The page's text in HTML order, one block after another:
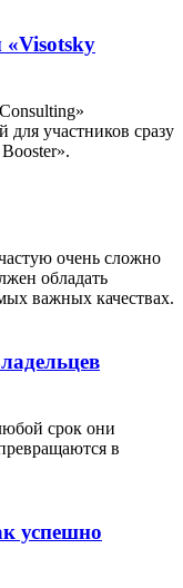
участников сразу
очень сложно
обладать
важных качествах.
срок они
в
успешно